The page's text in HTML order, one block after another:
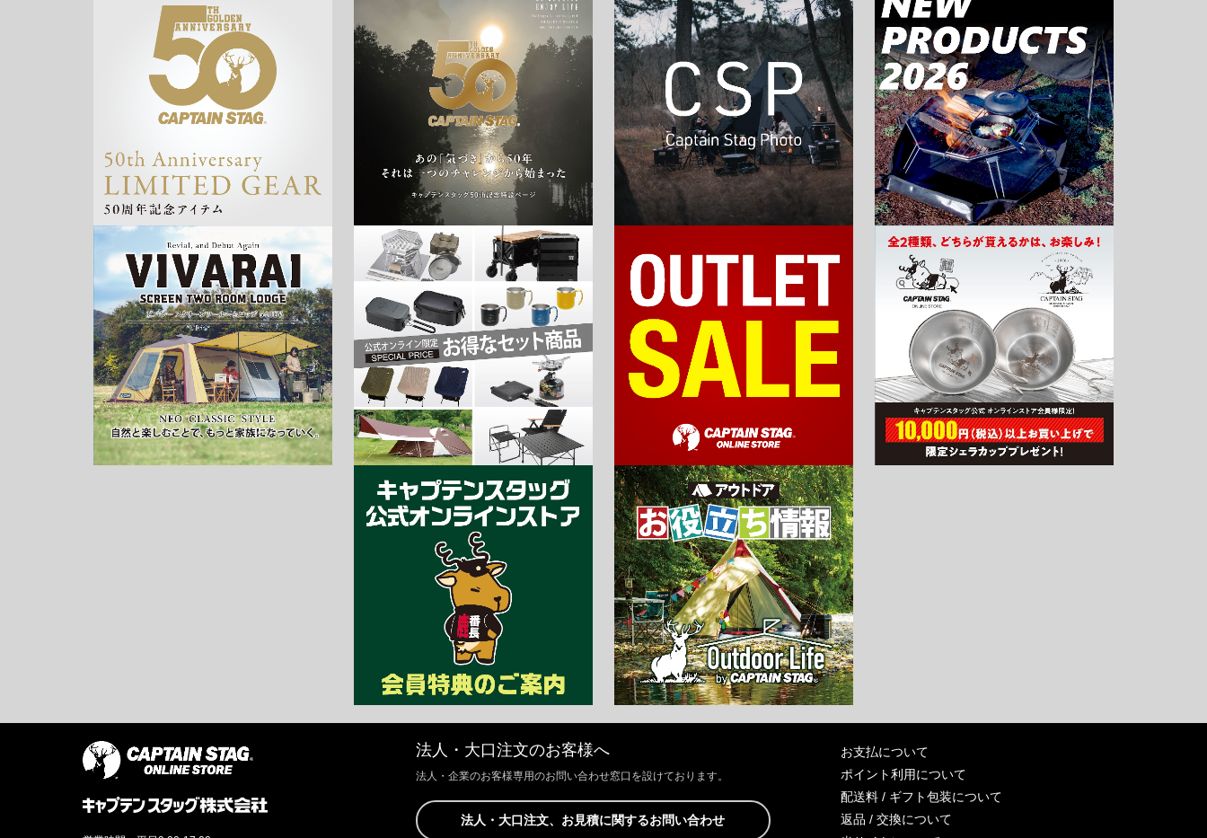
法人・大口注文のお客様へ
法人・企業のお客様専用のお問い合わせ窓口を設けております。
法人・大口注文、お見積に関するお問い合わせ
お支払について
ポイント利用について
配送料 / ギフト包装について
返品 / 交換について